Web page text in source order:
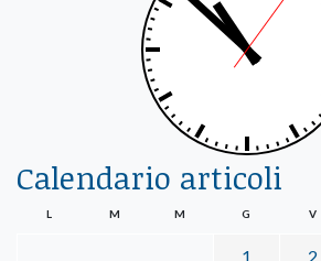
Calendario articoli
L M M G V
1 2